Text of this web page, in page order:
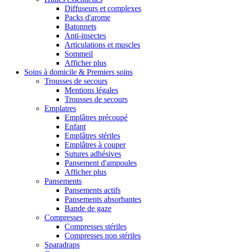
Diffuseurs et complexes
Packs d'arome
Batonnets
Anti-insectes
Articulations et muscles
Sommeil
Afficher plus
Soins à domicile & Premiers soins
Trousses de secours
Mentions légales
Trousses de secours
Emplatres
Emplâtres précoupé
Enfant
Emplâtres stériles
Emplâtres à couper
Sutures adhésives
Pansement d'ampoules
Afficher plus
Pansements
Pansements actifs
Pansements absorbantes
Bande de gaze
Compresses
Compresses stériles
Compresses non stériles
Sparadraps